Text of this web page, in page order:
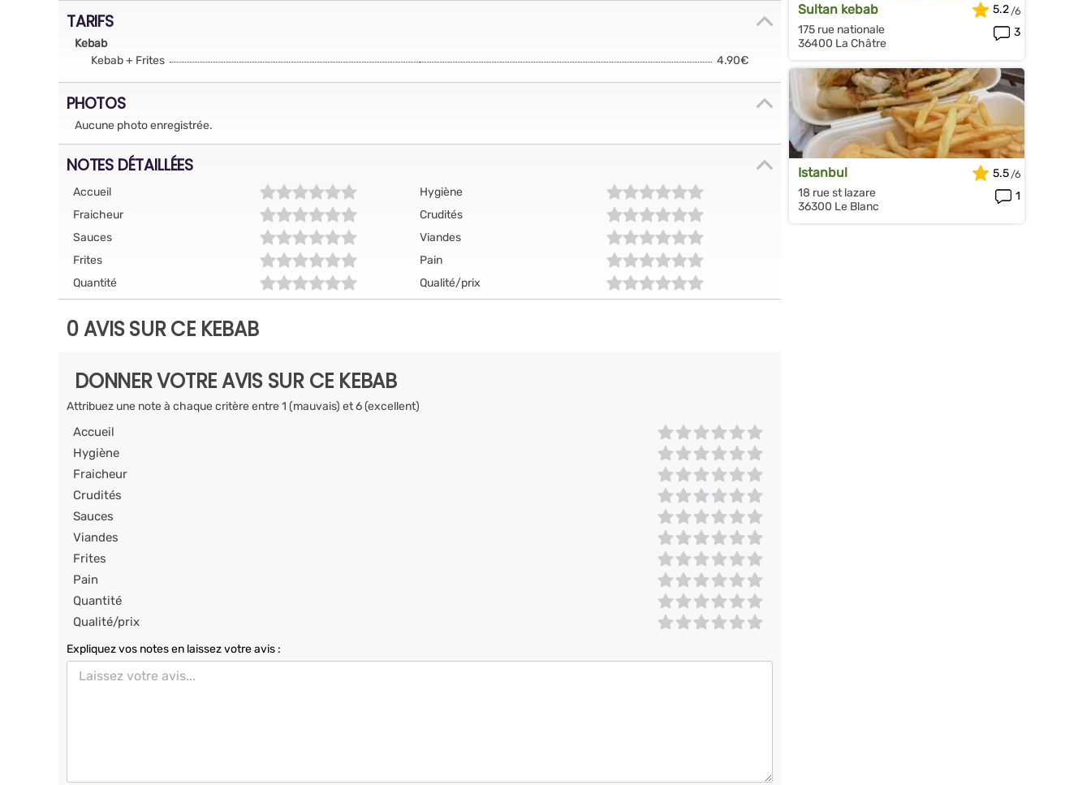
TARIFS
Kebab
Kebab + Frites
4.90€
PHOTOS
Aucune photo enregistrée.
NOTES DÉTAILLÉES
Accueil
Hygiène
Fraicheur
Crudités
Sauces
Viandes
Frites
Pain
Quantité
Qualité/prix
0 AVIS SUR CE KEBAB
DONNER VOTRE AVIS SUR CE KEBAB
Attribuez une note à chaque critère entre 1 (mauvais) et 6 (excellent)
Accueil
Hygiène
Fraicheur
Crudités
Sauces
Viandes
Frites
Pain
Quantité
Qualité/prix
Expliquez vos notes en laissez votre avis :
Sultan kebab
175 rue nationale
36400 La Châtre
5.2
3
Istanbul
18 rue st lazare
36300 Le Blanc
5.5
1